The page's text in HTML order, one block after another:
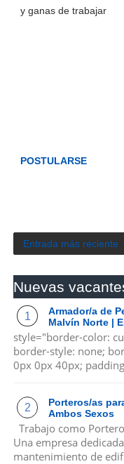
y ganas de trabajar
POSTULARSE
Entrada más reciente
Nuevas
Armador/a de
Malvín Norte |
style="border-color:
border-style: none;
0px 0px 40px;
Porteros/as
Ambos Sexos
Trabajo como
Una empresa
mantenimiento de